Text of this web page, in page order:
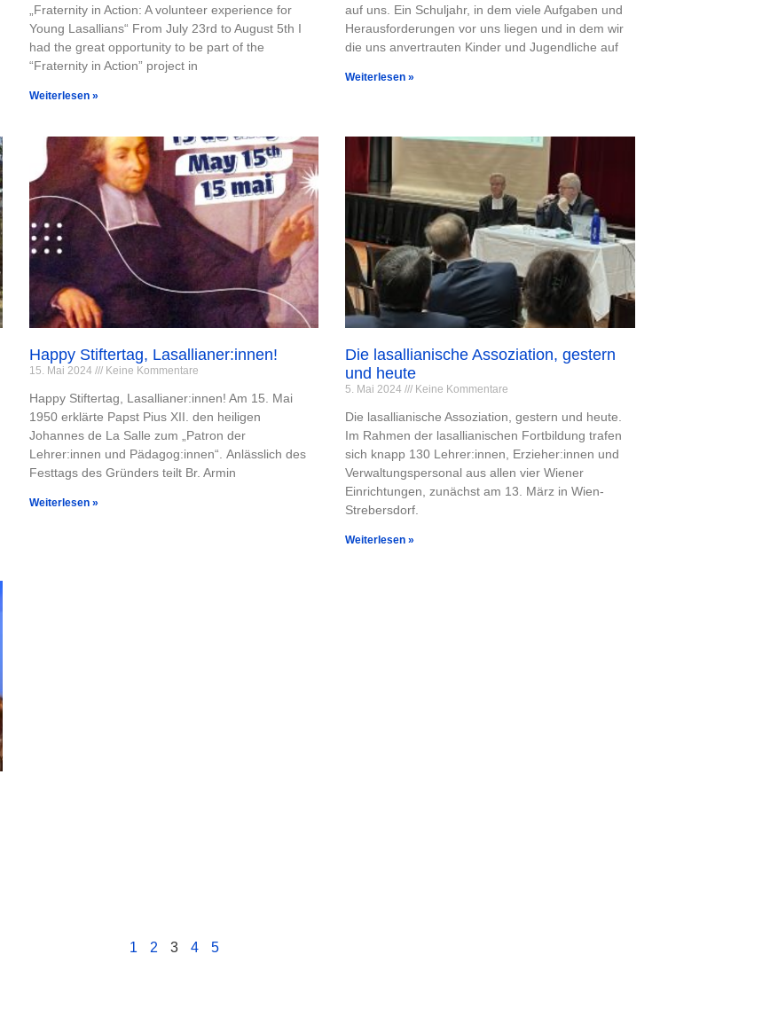
„Fraternity in Action: A volunteer experience for
Young Lasallians“ From July 23rd to August 5th I
had the great opportunity to be part of the
“Fraternity in Action” project in
Weiterlesen »
auf uns. Ein Schuljahr, in dem viele Aufgaben und
Herausforderungen vor uns liegen und in dem wir
die uns anvertrauten Kinder und Jugendliche auf
Weiterlesen »
Happy Stiftertag, Lasallianer:innen!
15. Mai 2024 Keine Kommentare
Happy Stiftertag, Lasallianer:innen! Am 15. Mai
1950 erklärte Papst Pius XII. den heiligen
Johannes de La Salle zum „Patron der
Lehrer:innen und Pädagog:innen“. Anlässlich des
Festtags des Gründers teilt Br. Armin
Weiterlesen »
Die lasallianische Assoziation, gestern
und heute
5. Mai 2024 Keine Kommentare
Die lasallianische Assoziation, gestern und heute.
Im Rahmen der lasallianischen Fortbildung trafen
sich knapp 130 Lehrer:innen, Erzieher:innen und
Verwaltungspersonal aus allen vier Wiener
Einrichtungen, zunächst am 13. März in Wien-
Strebersdorf.
Weiterlesen »
1 2 3 4 5